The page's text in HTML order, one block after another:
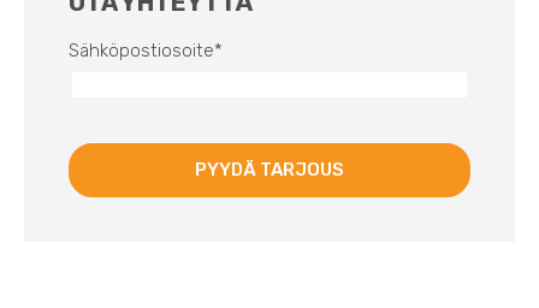
Sähköpostiosoite*